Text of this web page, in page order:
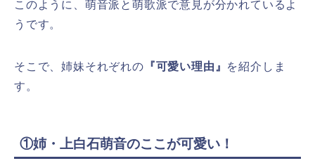
このように、萌音派と萌歌派で意見が分かれているよ
うです。
そこで、姉妹それぞれの 『可愛い理由』 を紹介しま
す。
①姉・上白石萌音のここが可愛い！